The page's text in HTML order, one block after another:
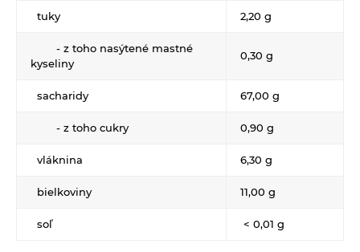
Semienka na nakličovanie
Strukoviny
Eterické oleje
Éterické oleje na kulinárske účely
Propagačný materiál
Tašky, vrecká
tuky 2,20 g
- z toho nasýtené mastné
kyseliny
0,30 g
sacharidy 67,00 g
- z toho cukry 0,90 g
vláknina 6,30 g
bielkoviny 11,00 g
soľ < 0,01 g